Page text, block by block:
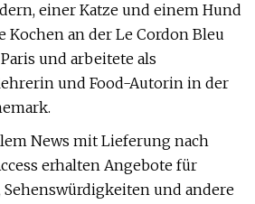
einer Katze und einem Hund
Kochen an der Le Cordon Bleu
und arbeitete als
und Food-Autorin in der
News mit Lieferung nach
erhalten Angebote für
Sehenswürdigkeiten und andere